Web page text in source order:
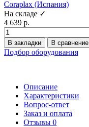
Coraplax (Испания)
На складе ✓
4 639 р.
В закладки
В сравнение
Подбор оборудования
Описание
Характеристики
Вопрос-ответ
Заказ и оплата
Отзывы 0